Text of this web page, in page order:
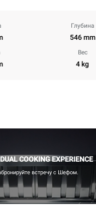
Глубина
546 mm
Вес
4 kg
COOKING EXPERIENCE
встречу с Шефом.